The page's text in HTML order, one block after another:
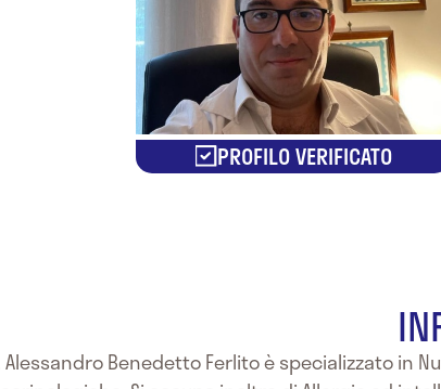
PROFILO VERIFICATO
Alessandro Benedetto Ferlito è specializzato in